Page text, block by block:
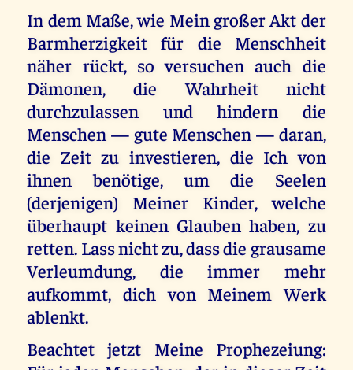
In dem Maße, wie Mein großer Akt der
Barmherzigkeit für die Menschheit
näher rückt, so versuchen auch die
Dämonen, die Wahrheit nicht
durchzulassen und hindern die
Menschen — gute Menschen — daran,
die Zeit zu investieren, die Ich von
ihnen benötige, um die Seelen
(derjenigen) Meiner Kinder, welche
überhaupt keinen Glauben haben, zu
retten. Lass nicht zu, dass die grausame
Verleumdung, die immer mehr
aufkommt, dich von Meinem Werk
ablenkt.
Beachtet jetzt Meine Prophezeiung: